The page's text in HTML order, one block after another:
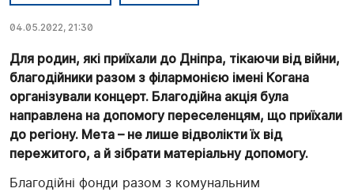
04.05.2022, 21:30
Для родин, які приїхали до Дніпра, тікаючи від війни,
благодійники разом з філармонією імені Когана
організували концерт. Благодійна акція була
направлена на допомогу переселенцям, що приїхали
до регіону. Мета – не лише відволікти їх від
пережитого, а й зібрати матеріальну допомогу.
Благодійні фонди разом з комунальним